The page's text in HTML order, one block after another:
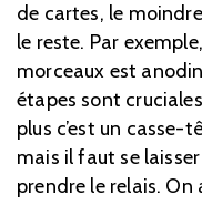
de cartes, le
le reste. Par
morceaux est
étapes sont
plus c’est un
mais il faut se
prendre le relais. On